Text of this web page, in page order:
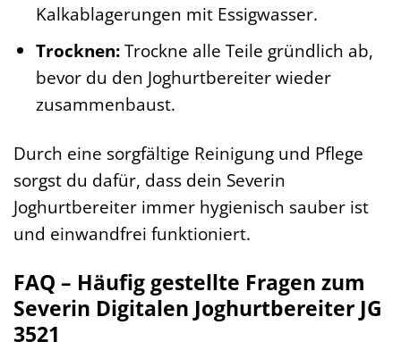
Kalkablagerungen mit Essigwasser.
Trocknen:Trockne alle Teile gründlich ab,
bevor du den Joghurtbereiter wieder
zusammenbaust.
Durch eine sorgfältige Reinigung und Pflege
sorgst du dafür, dass dein Severin
Joghurtbereiter immer hygienisch sauber ist
und einwandfrei funktioniert.
FAQ – Häufig gestellte Fragen zum
Severin Digitalen Joghurtbereiter JG
3521